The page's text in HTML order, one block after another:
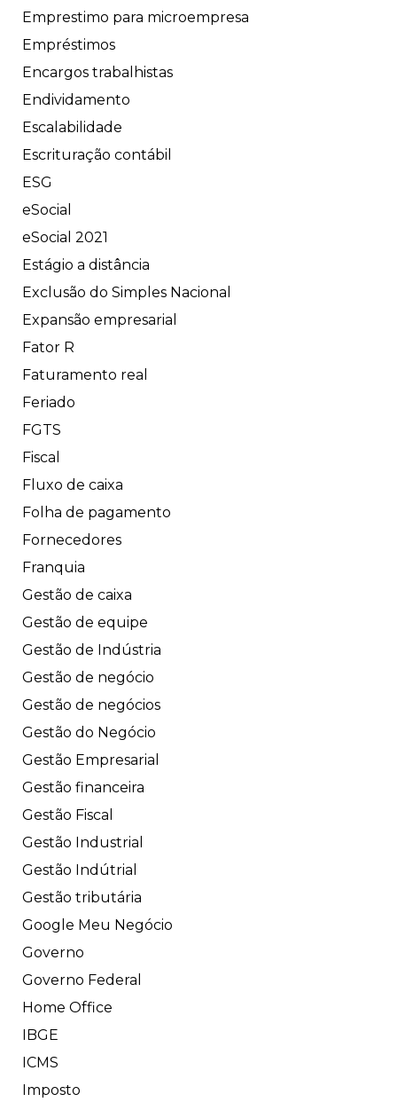
Emprestimo para microempresa
Empréstimos
Encargos trabalhistas
Endividamento
Escalabilidade
Escrituração contábil
ESG
eSocial
eSocial 2021
Estágio a distância
Exclusão do Simples Nacional
Expansão empresarial
Fator R
Faturamento real
Feriado
FGTS
Fiscal
Fluxo de caixa
Folha de pagamento
Fornecedores
Franquia
Gestão de caixa
Gestão de equipe
Gestão de Indústria
Gestão de negócio
Gestão de negócios
Gestão do Negócio
Gestão Empresarial
Gestão financeira
Gestão Fiscal
Gestão Industrial
Gestão Indútrial
Gestão tributária
Google Meu Negócio
Governo
Governo Federal
Home Office
IBGE
ICMS
Imposto